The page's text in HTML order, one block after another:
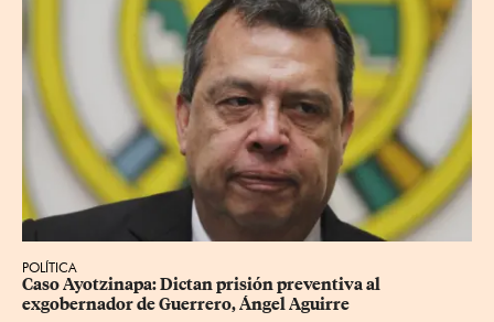
POLÍTICA
Caso Ayotzinapa: Dictan prisión preventiva al
exgobernador de Guerrero, Ángel Aguirre